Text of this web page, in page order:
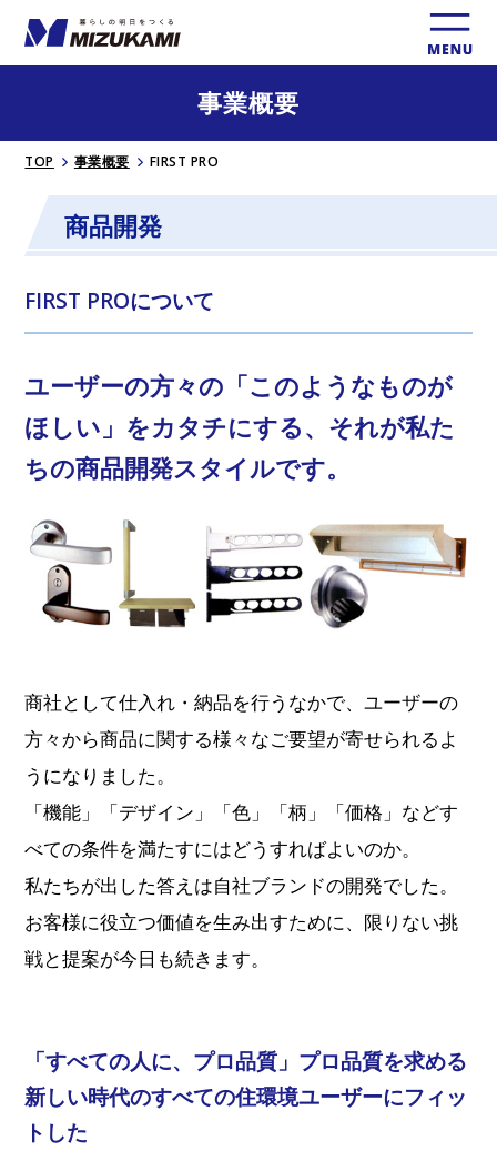
事業概要
TOP 事業概要 FIRST PRO
商品開発
FIRST PROについて
ユーザーの方々の「このようなものが
ほしい」をカタチにする、 それが私た
ちの商品開発スタイルです。
商社として仕入れ・納品を行うなかで、ユーザーの
方々から商品に関する様々なご要望が寄せられるよ
うになりました。
「機能」「デザイン」「色」「柄」「価格」などす
べての条件を満たすにはどうすればよいのか。
私たちが出した答えは自社ブランドの開発でした。
お客様に役立つ価値を生み出すために、限りない挑
戦と提案が今日も続きます。
「すべての人に、プロ品質」 プロ品質を求める
新しい時代のすべての住環境ユーザーにフィッ
トした